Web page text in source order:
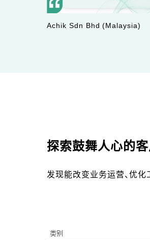
Achik Sdn Bhd (Malaysia)
探索鼓舞人心的客
发现能改变业务运营、优